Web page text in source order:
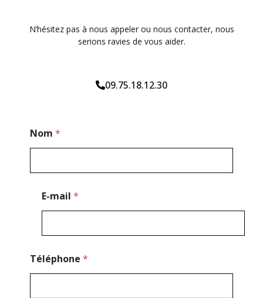
N’hésitez pas à nous appeler ou nous contacter, nous
serions ravies de vous aider.
09.75.18.12.30
Nom *
E-mail *
Téléphone *